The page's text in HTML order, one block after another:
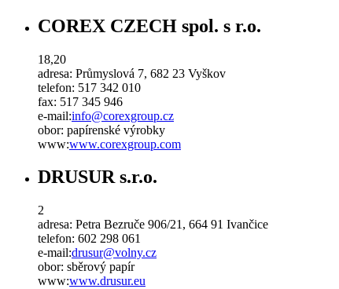
COREX CZECH spol. s r.o.
18,20
adresa: Průmyslová 7, 682 23 Vyškov
telefon: 517 342 010
fax: 517 345 946
e-mail:info@corexgroup.cz
obor: papírenské výrobky
www:www.corexgroup.com
DRUSUR s.r.o.
2
adresa: Petra Bezruče 906/21, 664 91 Ivančice
telefon: 602 298 061
e-mail:drusur@volny.cz
obor: sběrový papír
www:www.drusur.eu